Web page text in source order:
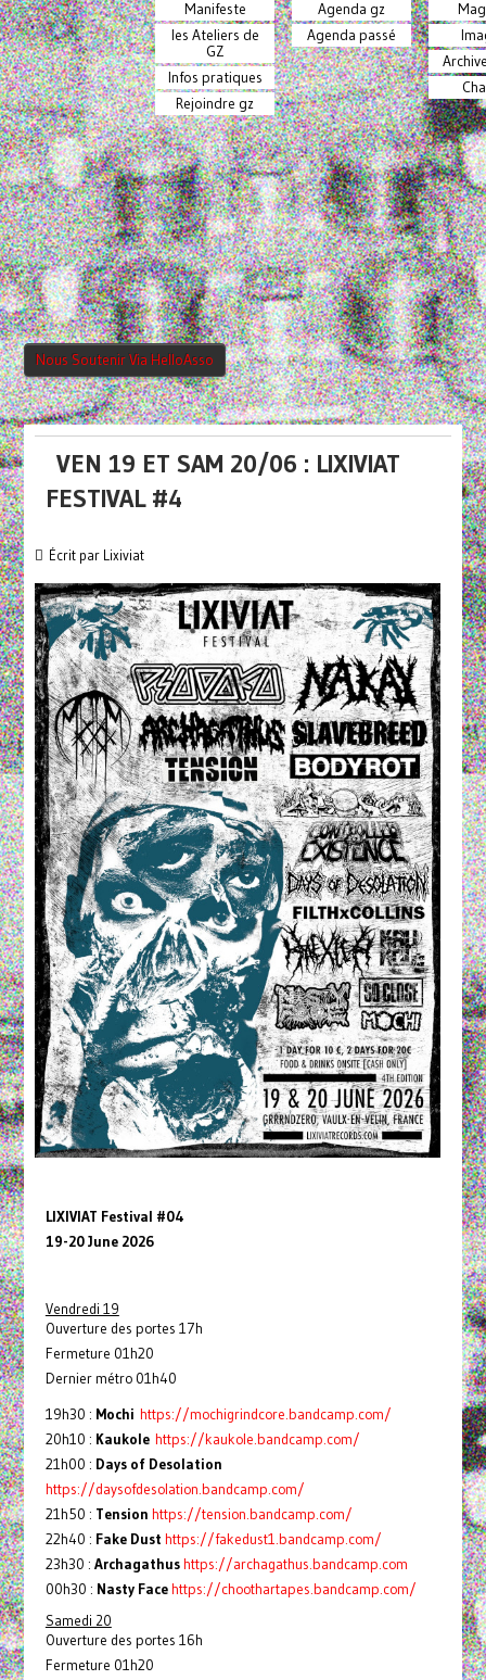
Manifeste
les Ateliers de
GZ
Infos pratiques
Rejoindre gz
Agenda gz
Agenda passé
Nous Soutenir Via HelloAsso
VEN 19 ET SAM 20/06 : LIXIVIAT
FESTIVAL #4
Écrit par Lixiviat
LIXIVIAT Festival #04
19-20 June 2026
Vendredi 19
Ouverture des portes 17h
Fermeture 01h20
Dernier métro 01h40
19h30 : Mochi https://mochigrindcore.bandcamp.com/
20h10 : Kaukole https://kaukole.bandcamp.com/
21h00 : Days of Desolation
https://daysofdesolation.bandcamp.com/
21h50 : Tension https://tension.bandcamp.com/
22h40 : Fake Dust https://fakedust1.bandcamp.com/
23h30 : Archagathushttps://archagathus.bandcamp.com
00h30 : Nasty Facehttps://choothartapes.bandcamp.com/
Samedi 20
Ouverture des portes 16h
Fermeture 01h20